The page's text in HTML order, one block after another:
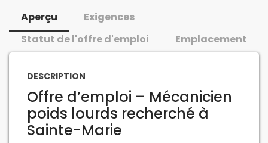
Aperçu
Exigences
Statut de l'offre d'emploi
Emplacement
DESCRIPTION
Offre d’emploi – Mécanicien
poids lourds recherché à
Sainte-Marie